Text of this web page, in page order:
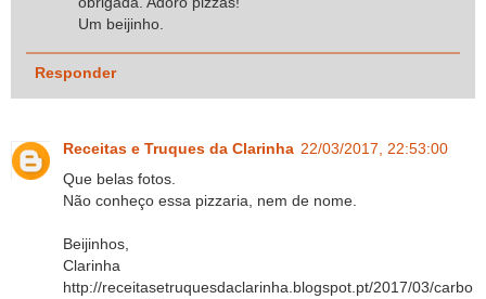
Um beijinho.
Responder
Receitas e Truques da Clarinha 22/03/2017, 22:53:00
Que belas fotos.
Não conheço essa pizzaria, nem de nome.
Beijinhos,
Clarinha
http://receitasetruquesdaclarinha.blogspot.pt/2017/03/carbo